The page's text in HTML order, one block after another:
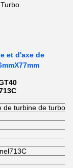
et d'axe de
de turbine de